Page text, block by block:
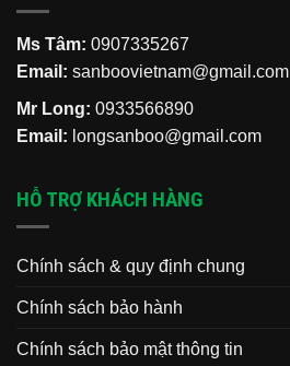
Ms Tâm: 0907335267
Email: sanboovietnam@gmail.com
Mr Long: 0933566890
Email: longsanboo@gmail.com
HỖ TRỢ KHÁCH HÀNG
Chính sách & quy định chung
Chính sách bảo hành
Chính sách bảo mật thông tin